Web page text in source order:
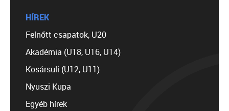
HÍREK
Felnőtt csapatok, U20
Akadémia (U18, U16, U14)
Kosársuli (U12, U11)
Nyuszi Kupa
Egyéb hírek